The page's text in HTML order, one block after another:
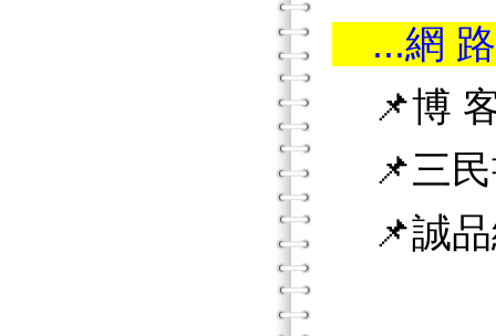
...網
📌博
📌三民
📌誠品